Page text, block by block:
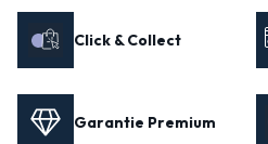
Click & Collect
Garantie Premium